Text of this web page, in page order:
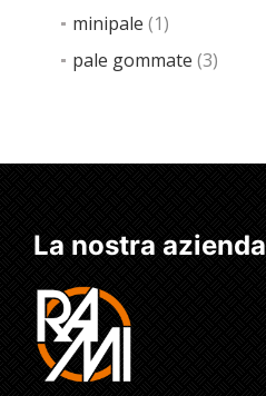
minipale (1)
pale gommate (3)
La nostra azienda